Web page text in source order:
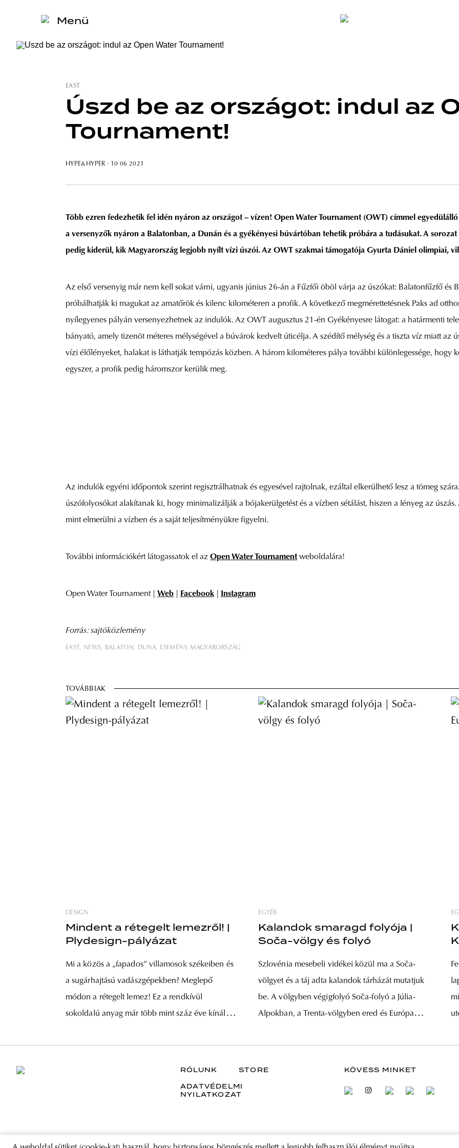
Menü
EAST
Úszd be az országot: indul az
Tournament!
HYPE&HYPER · 10 06 2021
Több ezren fedezhetik fel idén nyáron az országot – vízen! Open Water Tournament (OWT) címmel
a versenyzők nyáron a Balatonban, a Dunán és a gyékényesi búvártóban tehetik próbára a tudásukat. A
pedig kiderül, kik Magyarország legjobb nyílt vízi úszói. Az OWT szakmai támogatója Gyurta Dániel olimpiai,
Az első versenyig már nem kell sokat várni, ugyanis június 26-án a Fűzfői öböl várja az úszókat: Balatonfűzfő és
próbálhatják ki magukat az amatőrök és kilenc kilométeren a profik. A következő megmérettetésnek Paks ad
nyílegyenes pályán versenyezhetnek az indulók. Az OWT augusztus 21-én Gyékényesre látogat: a határmenti
bányató, amely tizenöt méteres mélységével a búvárok kedvelt úticélja. A szédítő mélység és a tiszta víz miatt az
vízi élőlényeket, halakat is láthatják tempózás közben. A három kilométeres pálya további különlegessége, hogy
egyszer, a profik pedig háromszor kerülik meg.
Az indulók egyéni időpontok szerint regisztrálhatnak és egyesével rajtolnak, ezáltal elkerülhető lesz a tömeg
úszófolyosókat alakítanak ki, hogy minimalizálják a bójakerülgetést és a vízben sétálást, hiszen a lényeg az
mint elmerülni a vízben és a saját teljesítményükre figyelni.
További információkért látogassatok el az Open Water Tournamentweboldalára!
Open Water Tournament | Web Facebook Instagram
Forrás: sajtóközlemény
EAST NEWS BALATON DUNA ESEMÉNY MAGYARORSZÁG
TOVÁBBIAK
DESIGN
Mindent a rétegelt lemezről! |
Plydesign-pályázat
Mi a közös a „fapados” villamosok székeiben és
a sugárhajtású vadászgépekben? Meglepő
módon a rétegelt lemez! Ez a rendkívül
sokoldalú anyag már több mint száz éve kínálja
történettel büszkélkedhet. Ennek a történetnek a
EGYÉB
Kalandok smaragd folyója |
Soča-völgy és folyó
Szlovénia mesebeli vidékei közül ma a Soča-
völgyet és a táj adta kalandok tárházát mutatjuk
be. A völgyben végigfolyó Soča-folyó a Júlia-
Alpokban, a Trenta-völgyben ered és Európa
jellemzően smaragdzöld színével. Az
RÓLUNK STORE
ADATVÉDELMI
NYILATKOZAT
KÖVESS MINKET